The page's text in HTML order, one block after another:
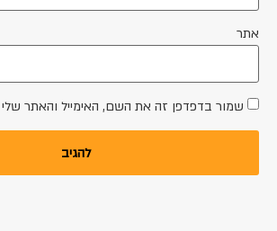
אתר
שמור בדפדפן זה את השם, האימייל והאתר